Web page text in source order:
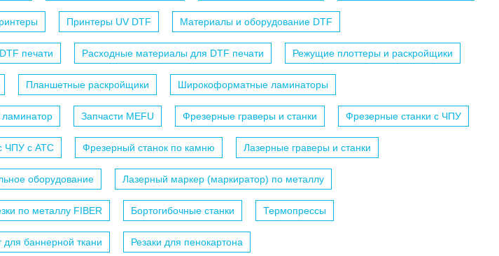
Принтеры UV DTF Материалы и оборудование DTF
печати Расходные материалы для DTF печати Режущие плоттеры и раскройщики
Планшетные раскройщики Широкоформатные ламинаторы
Запчасти MEFU Фрезерные граверы и станки Фрезерные станки с ЧПУ
ЧПУ c АТС Фрезерный станок по камню Лазерные граверы и станки
оборудование Лазерный маркер (маркиратор) по металлу
по металлу FIBER Бортогибочные станки Термопрессы
баннерной ткани Резаки для пенокартона